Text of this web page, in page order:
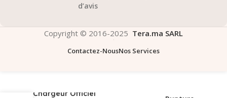
d’avis
Copyright © 2016-2025 Tera.ma SARL
Contactez-NousNos Services
Chargeur Officiel